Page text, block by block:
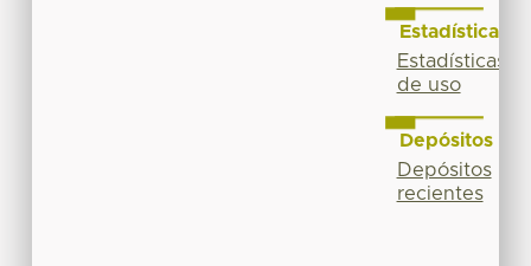
Estadísticas
Estadísticas
de uso
Depósitos
Depósitos
recientes